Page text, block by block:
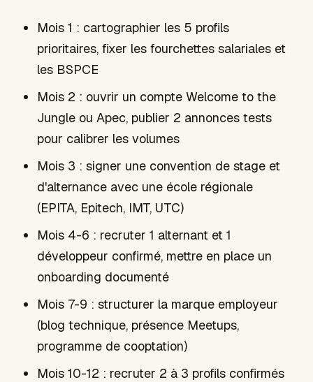
Mois 1 : cartographier les 5 profils
prioritaires, fixer les fourchettes salariales et
les BSPCE
Mois 2 : ouvrir un compte Welcome to the
Jungle ou Apec, publier 2 annonces tests
pour calibrer les volumes
Mois 3 : signer une convention de stage et
d'alternance avec une école régionale
(EPITA, Epitech, IMT, UTC)
Mois 4-6 : recruter 1 alternant et 1
développeur confirmé, mettre en place un
onboarding documenté
Mois 7-9 : structurer la marque employeur
(blog technique, présence Meetups,
programme de cooptation)
Mois 10-12 : recruter 2 à 3 profils confirmés